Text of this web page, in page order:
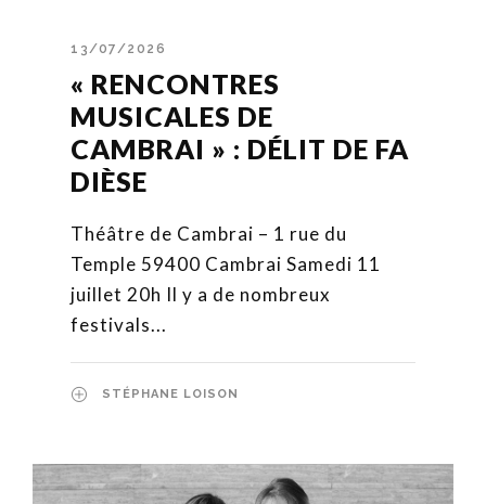
13/07/2026
« RENCONTRES
MUSICALES DE
CAMBRAI » : DÉLIT DE FA
DIÈSE
Théâtre de Cambrai – 1 rue du
Temple 59400 Cambrai Samedi 11
juillet 20h Il y a de nombreux
festivals...
STÉPHANE LOISON